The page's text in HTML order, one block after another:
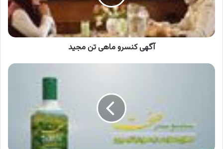
آگهی کنسرو ماهی تن مجید
آگهی